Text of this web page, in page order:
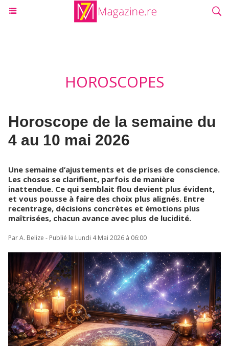
HOROSCOPES
Horoscope de la semaine du
4 au 10 mai 2026
Une semaine d’ajustements et de prises de conscience.
Les choses se clarifient, parfois de manière
inattendue. Ce qui semblait flou devient plus évident,
et vous pousse à faire des choix plus alignés. Entre
recentrage, décisions concrètes et émotions plus
maîtrisées, chacun avance avec plus de lucidité.
Par A. Belize - Publié le Lundi 4 Mai 2026 à 06:00